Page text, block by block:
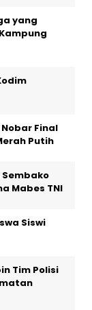
yang
Final
Putih
Sembako
Mabes TNI
Siswi
Tim Polisi